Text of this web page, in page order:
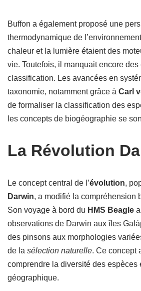
Buffon a également proposé une
thermodynamique de
chaleur et la lumière étaient des
vie. Toutefois, il manquait encore des
classification. Les avancées en
taxonomie, notamment grâce à Carl
de formaliser la classification des
les concepts de biogéographie se
La Révolution
Le concept central de l’évolution,
Darwin, a modifié la compréhension
Son voyage à bord du HMS Beagle
observations de Darwin aux îles
des pinsons aux morphologies
de la sélection naturelle. Ce concept
comprendre la diversité des espèces
géographique.